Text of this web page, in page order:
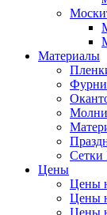
Материалы
Цены
Цены
Цены
Цены